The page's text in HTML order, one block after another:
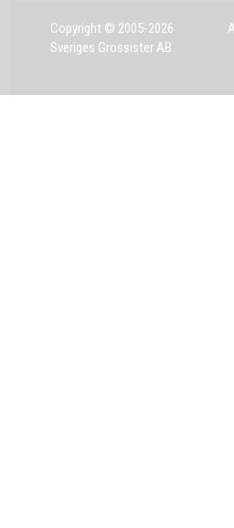
Copyright © 2005-2026
Sveriges Grossister AB